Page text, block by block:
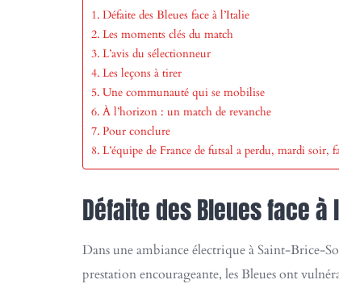
Défaite des Bleues face à l’Italie
Les moments clés du match
L’avis du sélectionneur
Les leçons à tirer
Une communauté qui se mobilise
À l’horizon : un match de revanche
Pour conclure
L’équipe de France de futsal a perdu, mardi soir,
Défaite des Bleues face à
Dans une ambiance électrique à Saint-Brice-
prestation encourageante, les Bleues ont